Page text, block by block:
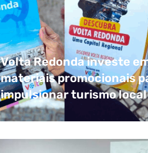
Volta Redonda investe
materiais promocionais
impulsionar turismo local